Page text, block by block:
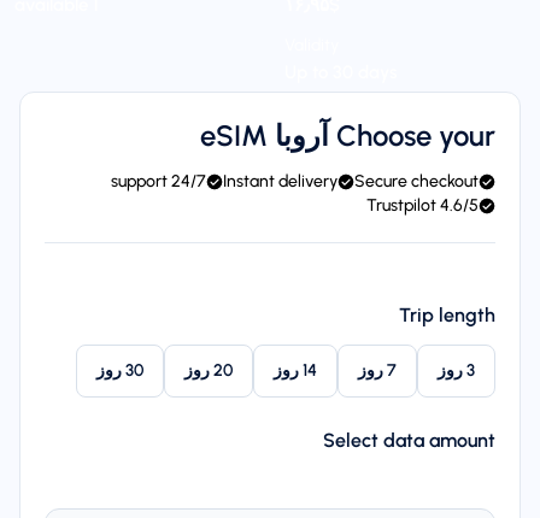
Choose your آروبا eSIM
Secure checkout
Instant delivery
24/7 support
4.6/5 Trustpilot
Trip length
3 روز 7 روز 14 روز 20 روز 30 روز
Select data amount